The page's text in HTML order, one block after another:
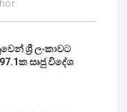
ශ්‍රී ලංකාවට
සෘජු විදේශ